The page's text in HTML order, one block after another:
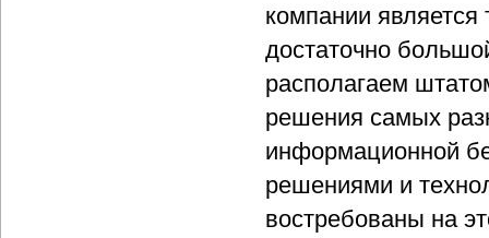
компании
достаточно
располагаем
решения самых
информационной
решениями и
востребованы на